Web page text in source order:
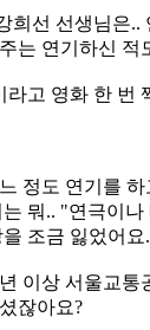
희선 선생님은..
는 연기하신 적
고 영화 한 번
정도 연기를 하
뭐.. "연극이
조금 잃었어요.
이상 서울교통
잖아요?